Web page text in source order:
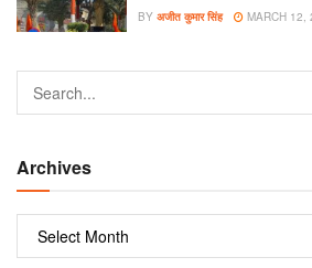
BY अजीत कुमार सिंह MARCH 12,
Archives